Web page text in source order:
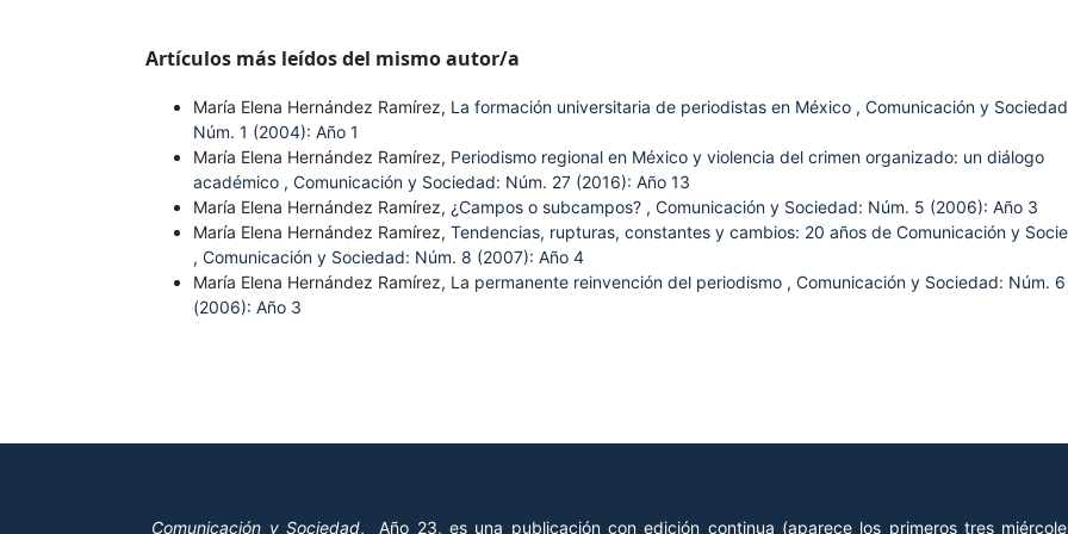
Artículos más leídos del mismo autor/a
María Elena Hernández Ramírez, La formación universitaria de periodistas en México , Comunicación y
Núm. 1 (2004): Año 1
María Elena Hernández Ramírez, Periodismo regional en México y violencia del crimen organizado: un diálogo
académico , Comunicación y Sociedad: Núm. 27 (2016): Año 13
María Elena Hernández Ramírez, ¿Campos o subcampos? , Comunicación y Sociedad: Núm. 5 (2006): Año 3
María Elena Hernández Ramírez, Tendencias, rupturas, constantes y cambios: 20 años de Comunicación y
, Comunicación y Sociedad: Núm. 8 (2007): Año 4
María Elena Hernández Ramírez, La permanente reinvención del periodismo , Comunicación y Sociedad: Núm. 6
(2006): Año 3
Comunicación y Sociedad, Año 23, es una publicación con edición continua (aparece los primeros tres